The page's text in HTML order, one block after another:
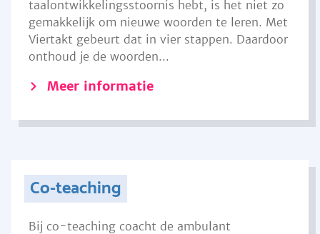
taalontwikkelingsstoornis hebt, is het niet zo
gemakkelijk om nieuwe woorden te leren. Met
Viertakt gebeurt dat in vier stappen. Daardoor
onthoud je de woorden...
Meer informatie
Co-teaching
Bij co-teaching coacht de ambulant